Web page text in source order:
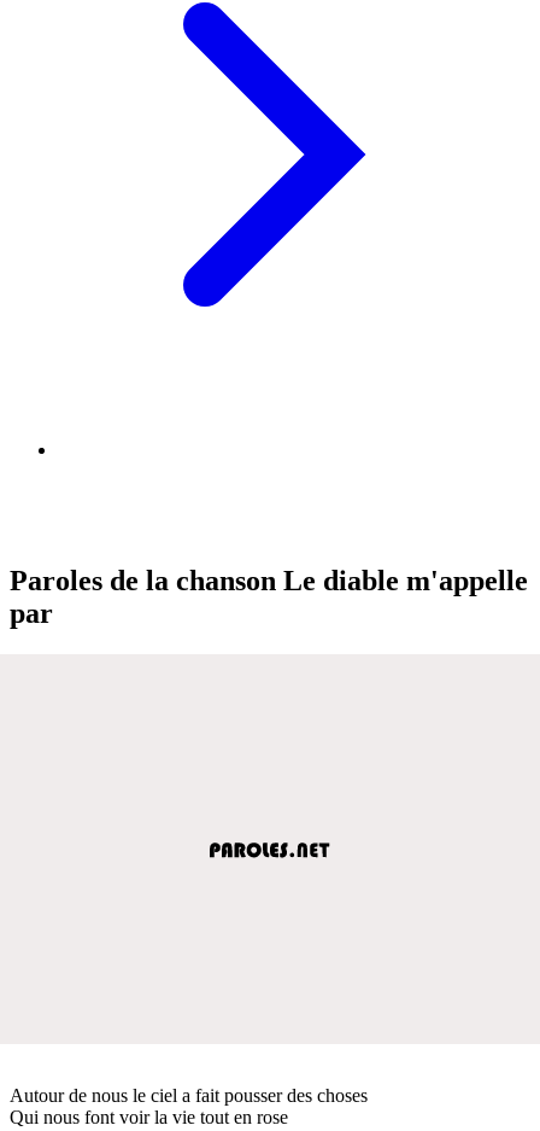
Paroles de la chanson Le diable m'appelle
par
Autour de nous le ciel a fait pousser des choses
Qui nous font voir la vie tout en rose